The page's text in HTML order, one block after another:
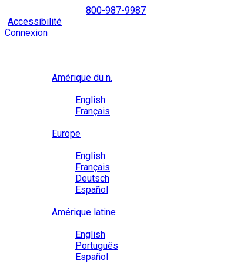
to
content
800-987-9987
Accessibilité
Connexion
Amérique du n.
English
Français
Europe
English
Français
Deutsch
Español
Amérique latine
English
Português
Español